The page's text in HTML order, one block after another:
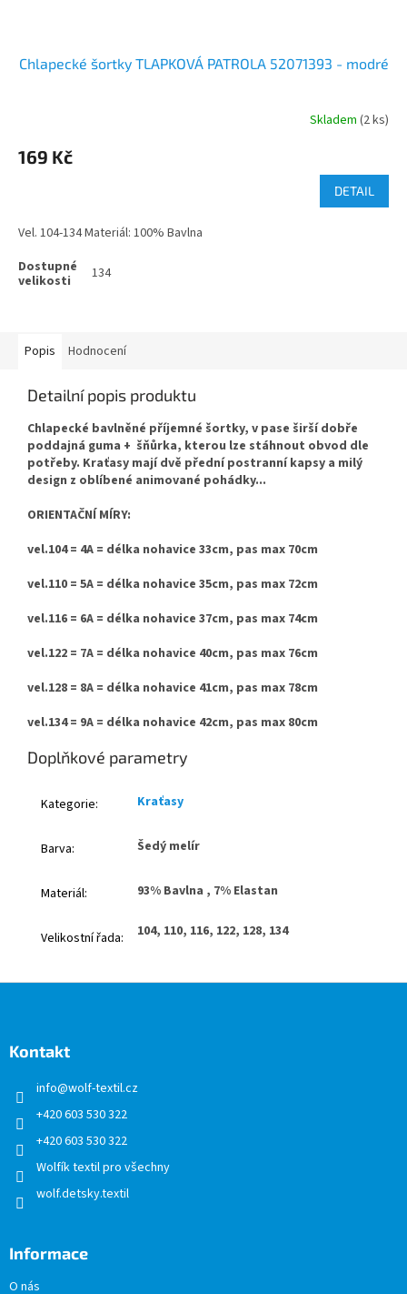
Chlapecké šortky TLAPKOVÁ PATROLA 52071393 - modré
Skladem (2 ks)
169 Kč
DETAIL
Vel. 104-134 Materiál: 100% Bavlna
134
Popis Hodnocení
Detailní popis produktu
Chlapecké bavlněné příjemné šortky, v pase širší dobře
poddajná guma + šňůrka, kterou lze stáhnout obvod dle
potřeby. Kraťasy mají dvě přední postranní kapsy a milý
design z oblíbené animované pohádky...
ORIENTAČNÍ MÍRY:
vel.104 = 4A = délka nohavice 33cm, pas max 70cm
vel.110 = 5A = délka nohavice 35cm, pas max 72cm
vel.116 = 6A = délka nohavice 37cm, pas max 74cm
vel.122 = 7A = délka nohavice 40cm, pas max 76cm
vel.128 = 8A = délka nohavice 41cm, pas max 78cm
vel.134 = 9A = délka nohavice 42cm, pas max 80cm
Doplňkové parametry
Kategorie: Kraťasy
Barva: Šedý melír
Materiál: 93% Bavlna , 7% Elastan
Velikostní řada: 104, 110, 116, 122, 128, 134
Kontakt
info@wolf-textil.cz
+420 603 530 322
+420 603 530 322
Wolfík textil pro všechny
wolf.detsky.textil
Informace
O nás